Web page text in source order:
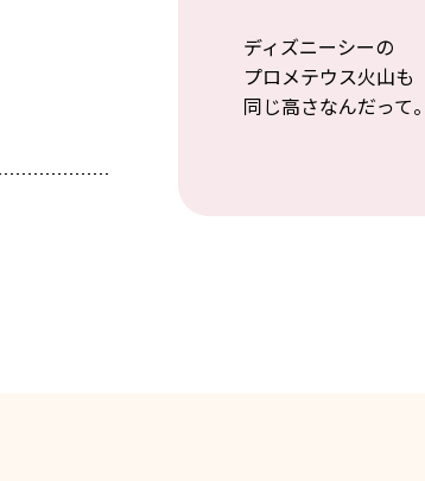
ディズニーシーの
プロメテウス火山も
同じ高さなんだって。